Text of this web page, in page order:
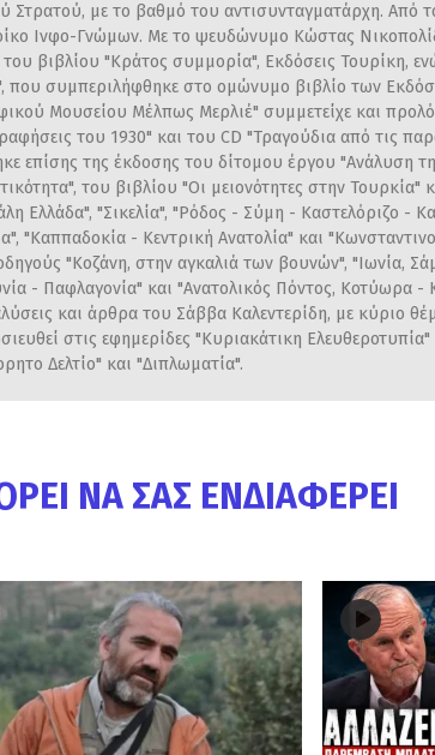
Στρατού, με το βαθμό του αντισυνταγματάρχη. Από
οίκο Ινφο-Γνώμων. Με το ψευδώνυμο Κώστας
βιβλίου "Κράτος συμμορία", Εκδόσεις Τουρίκη,
που συμπεριλήφθηκε στο ομώνυμο βιβλίο των
Μουσείου Μέλπως Μερλιέ" συμμετείχε και
του 1930" και του CD "Τραγούδια από τις
επίσης της έκδοσης του δίτομου έργου "Ανάλυση
του βιβλίου "Οι μειονότητες στην Τουρκία"
Ελλάδα", "Σικελία", "Ρόδος - Σύμη - Καστελόριζο -
"Καππαδοκία - Κεντρική Ανατολία" και
"Κοζάνη, στην αγκαλιά των βουνών", "Ιωνία,
- Παφλαγονία" και "Ανατολικός Πόντος, Κοτύωρα -
και άρθρα του Σάββα Καλεντερίδη, με κύριο
στις εφημερίδες "Κυριακάτικη
Δελτίο" και "Διπλωματία".
ΝΑ ΣΑΣ ΕΝΔΙΑΦΈΡΕΙ